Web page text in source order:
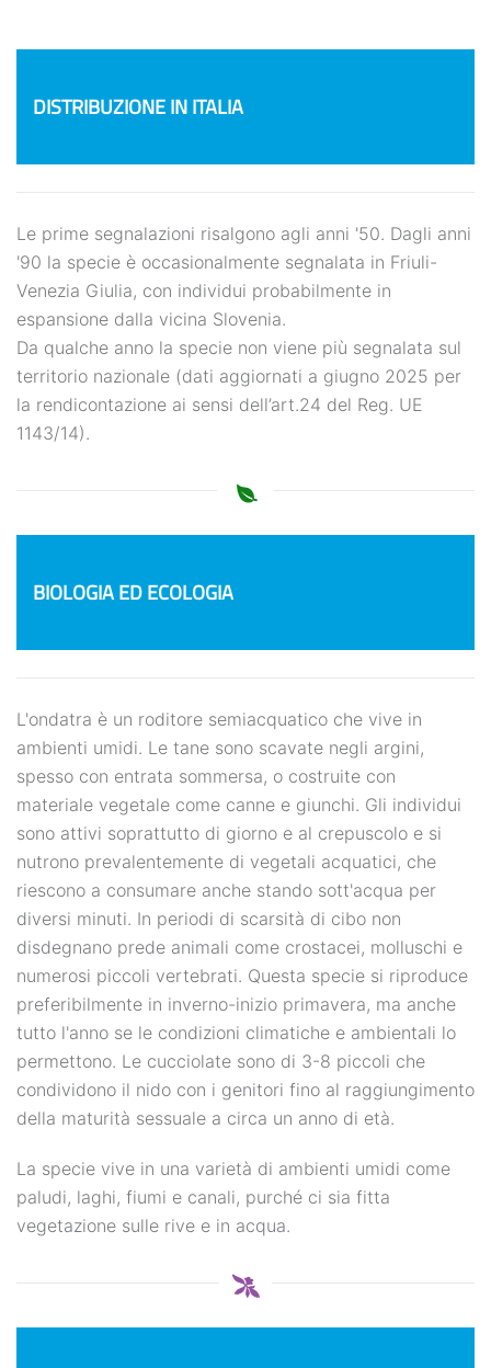
DISTRIBUZIONE IN ITALIA
Le prime segnalazioni risalgono agli anni '50. Dagli anni
'90 la specie è occasionalmente segnalata in Friuli-
Venezia Giulia, con individui probabilmente in
espansione dalla vicina Slovenia.
Da qualche anno la specie non viene più segnalata sul
territorio nazionale (dati aggiornati a giugno 2025 per
la rendicontazione ai sensi dell’art.24 del Reg. UE
1143/14).
BIOLOGIA ED ECOLOGIA
L'ondatra è un roditore semiacquatico che vive in
ambienti umidi. Le tane sono scavate negli argini,
spesso con entrata sommersa, o costruite con
materiale vegetale come canne e giunchi. Gli individui
sono attivi soprattutto di giorno e al crepuscolo e si
nutrono prevalentemente di vegetali acquatici, che
riescono a consumare anche stando sott'acqua per
diversi minuti. In periodi di scarsità di cibo non
disdegnano prede animali come crostacei, molluschi e
numerosi piccoli vertebrati. Questa specie si riproduce
preferibilmente in inverno-inizio primavera, ma anche
tutto l'anno se le condizioni climatiche e ambientali lo
permettono. Le cucciolate sono di 3-8 piccoli che
condividono il nido con i genitori fino al raggiungimento
della maturità sessuale a circa un anno di età.
La specie vive in una varietà di ambienti umidi come
paludi, laghi, fiumi e canali, purché ci sia fitta
vegetazione sulle rive e in acqua.